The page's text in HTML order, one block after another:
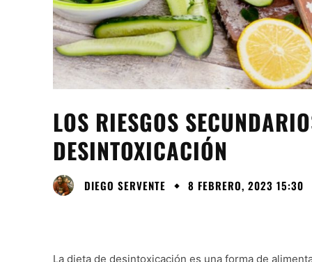
LOS RIESGOS
DESINTOXICACIÓN
DIEGO SERVENTE 8 FEBRERO, 2023 15:30
La dieta de desintoxicación es una forma de